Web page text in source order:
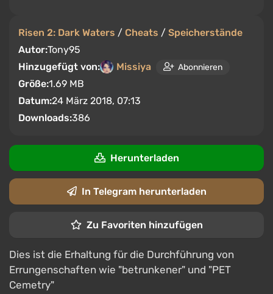
Risen 2: Dark Waters / Cheats / Speicherstände
Autor:Tony95
Hinzugefügt von:
Missiya Abonnieren
Größe:1.69 MB
Datum:24 März 2018, 07:13
Downloads:386
Herunterladen
In Telegram herunterladen
Zu Favoriten hinzufügen
Dies ist die Erhaltung für die Durchführung von
Errungenschaften wie "betrunkener" und "PET
Cemetry"